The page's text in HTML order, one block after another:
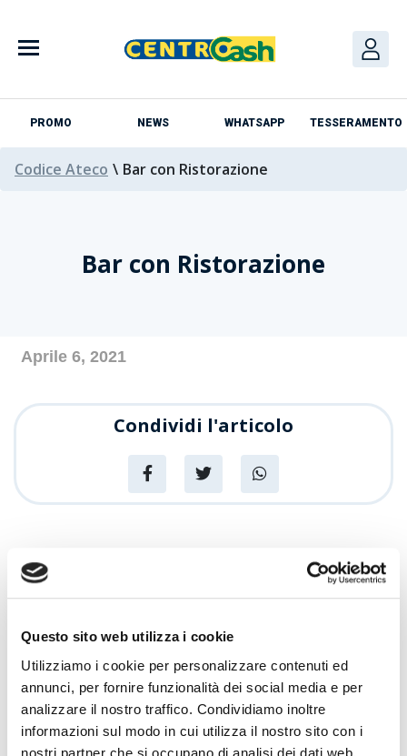
Questo sito web utilizza i cookie
Utilizziamo i cookie per personalizzare contenuti ed
annunci, per fornire funzionalità dei social media e per
analizzare il nostro traffico. Condividiamo inoltre
informazioni sul modo in cui utilizza il nostro sito con i
nostri partner che si occupano di analisi dei dati web,
content
PROMO NEWS WHATSAPP TESSERAMENTO
Codice Ateco \ Bar con Ristorazione
Promozioni
Bar con Ristorazione
Aprile 6, 2021
Condividi l'articolo
Articoli recenti
Sempre più Buoni
Centro Cash Oristano si rinnova: più
spazio, più assortimento, più servizi